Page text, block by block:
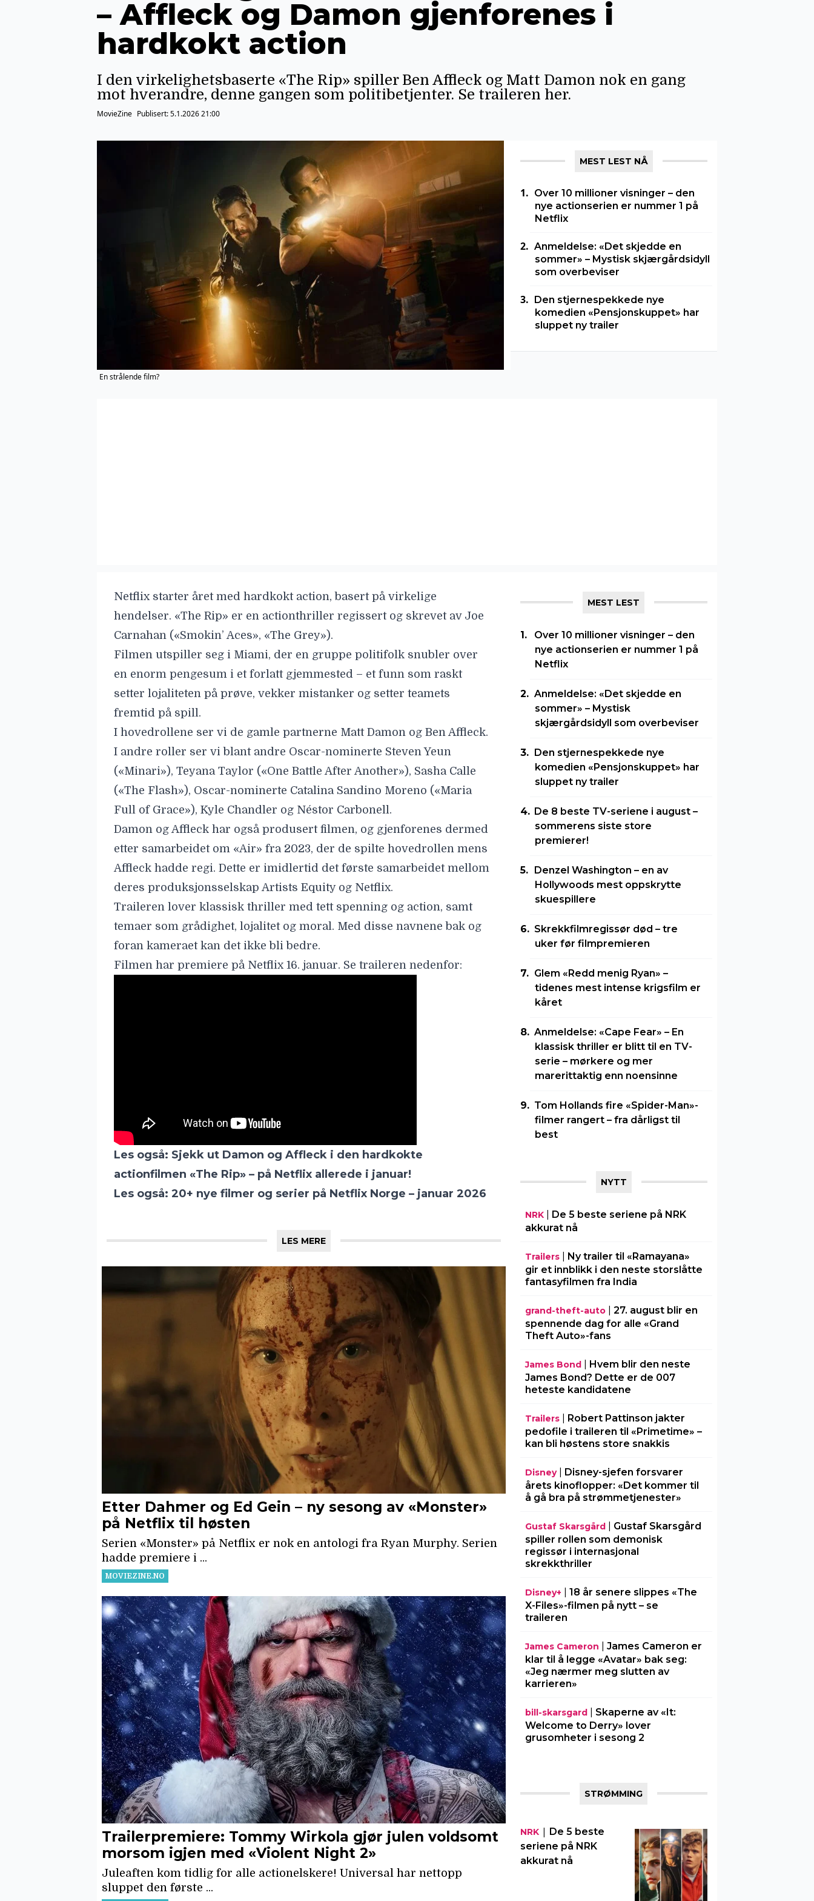
– Affleck og Damon gjenforenes i
hardkokt action
I den virkelighetsbaserte «The Rip» spiller Ben Affleck og Matt Damon nok en gang
mot hverandre, denne gangen som politibetjenter. Se traileren her.
MovieZine Publisert:5.1.2026 21:00
En strålende film?
MEST LEST NÅ
Over 10 millioner visninger – den
nye actionserien er nummer 1 på
Netflix
Anmeldelse: «Det skjedde en
sommer» – Mystisk skjærgårdsidyll
som overbeviser
Den stjernespekkede nye
komedien «Pensjonskuppet» har
sluppet ny trailer
Netflix starter året med hardkokt action, basert på virkelige
hendelser. «The Rip» er en actionthriller regissert og skrevet av Joe
Carnahan («Smokin’ Aces», «The Grey»).
Filmen utspiller seg i Miami, der en gruppe politifolk snubler over
en enorm pengesum i et forlatt gjemmested – et funn som raskt
setter lojaliteten på prøve, vekker mistanker og setter teamets
fremtid på spill.
I hovedrollene ser vi de gamle partnerne Matt Damon og Ben Affleck.
I andre roller ser vi blant andre Oscar-nominerte Steven Yeun
(«Minari»), Teyana Taylor («One Battle After Another»), Sasha Calle
(«The Flash»), Oscar-nominerte Catalina Sandino Moreno («Maria
Full of Grace»), Kyle Chandler og Néstor Carbonell.
Damon og Affleck har også produsert filmen, og gjenforenes dermed
etter samarbeidet om «Air» fra 2023, der de spilte hovedrollen mens
Affleck hadde regi. Dette er imidlertid det første samarbeidet mellom
deres produksjonsselskap Artists Equity og Netflix.
Traileren lover klassisk thriller med tett spenning og action, samt
temaer som grådighet, lojalitet og moral. Med disse navnene bak og
foran kameraet kan det ikke bli bedre.
Filmen har premiere på Netflix 16. januar. Se traileren nedenfor:
Les også: Sjekk ut Damon og Affleck i den hardkokte
actionfilmen «The Rip» – på Netflix allerede i januar!
Les også: 20+ nye filmer og serier på Netflix Norge – januar 2026
LES MERE
MEST LEST
Over 10 millioner visninger – den
nye actionserien er nummer 1 på
Netflix
Anmeldelse: «Det skjedde en
sommer» – Mystisk
skjærgårdsidyll som overbeviser
Den stjernespekkede nye
komedien «Pensjonskuppet» har
sluppet ny trailer
De 8 beste TV-seriene i august –
sommerens siste store
premierer!
Denzel Washington – en av
Hollywoods mest oppskrytte
skuespillere
Skrekkfilmregissør død – tre
uker før filmpremieren
Glem «Redd menig Ryan» –
tidenes mest intense krigsfilm er
kåret
Anmeldelse: «Cape Fear» – En
klassisk thriller er blitt til en TV-
serie – mørkere og mer
marerittaktig enn noensinne
Tom Hollands fire «Spider-Man»-
filmer rangert – fra dårligst til
best
NYTT
NRK| De 5 beste seriene på NRK
akkurat nå
Trailers| Ny trailer til «Ramayana»
gir et innblikk i den neste storslåtte
fantasyfilmen fra India
grand-theft-auto| 27. august blir en
spennende dag for alle «Grand
Theft Auto»-fans
James Bond| Hvem blir den neste
James Bond? Dette er de 007
heteste kandidatene
Trailers| Robert Pattinson jakter
pedofile i traileren til «Primetime» –
kan bli høstens store snakkis
Disney| Disney-sjefen forsvarer
årets kinoflopper: «Det kommer til
å gå bra på strømmetjenester»
Gustaf Skarsgård| Gustaf Skarsgård
spiller rollen som demonisk
regissør i internasjonal
skrekkthriller
Disney+
18 år senere slippes «The
X-Files»-filmen på nytt – se
traileren
James Cameron
James Cameron er
klar til å legge «Avatar» bak seg:
«Jeg nærmer meg slutten av
karrieren»
bill-skarsgard| Skaperne av «It:
Welcome to Derry» lover
grusomheter i sesong 2
STRØMMING
NRK| De 5 beste
seriene på NRK
akkurat nå